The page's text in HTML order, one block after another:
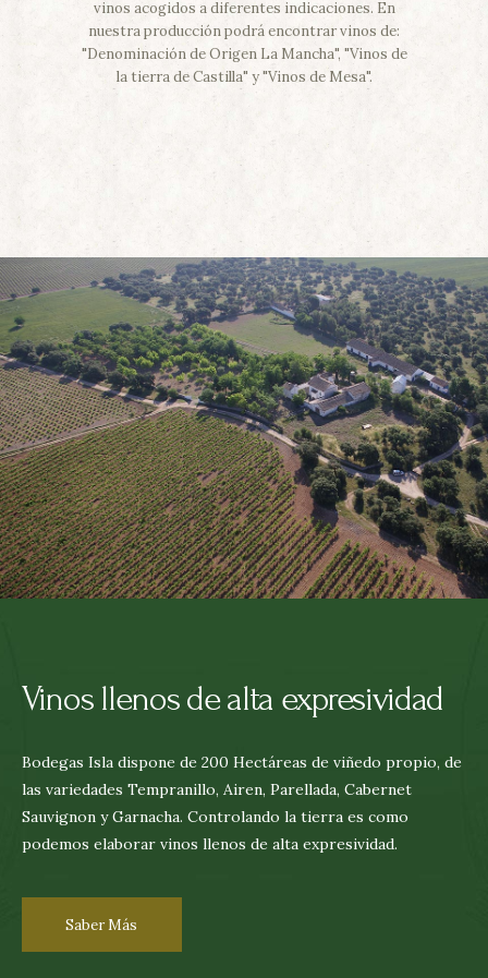
vinos acogidos a diferentes indicaciones. En
nuestra producción podrá encontrar vinos de:
"Denominación de Origen La Mancha", "Vinos de
la tierra de Castilla" y "Vinos de Mesa".
Vinos llenos de alta expresividad
Bodegas Isla dispone de 200 Hectáreas de viñedo propio, de
las variedades Tempranillo, Airen, Parellada, Cabernet
Sauvignon y Garnacha. Controlando la tierra es como
podemos elaborar vinos llenos de alta expresividad.
Saber Más